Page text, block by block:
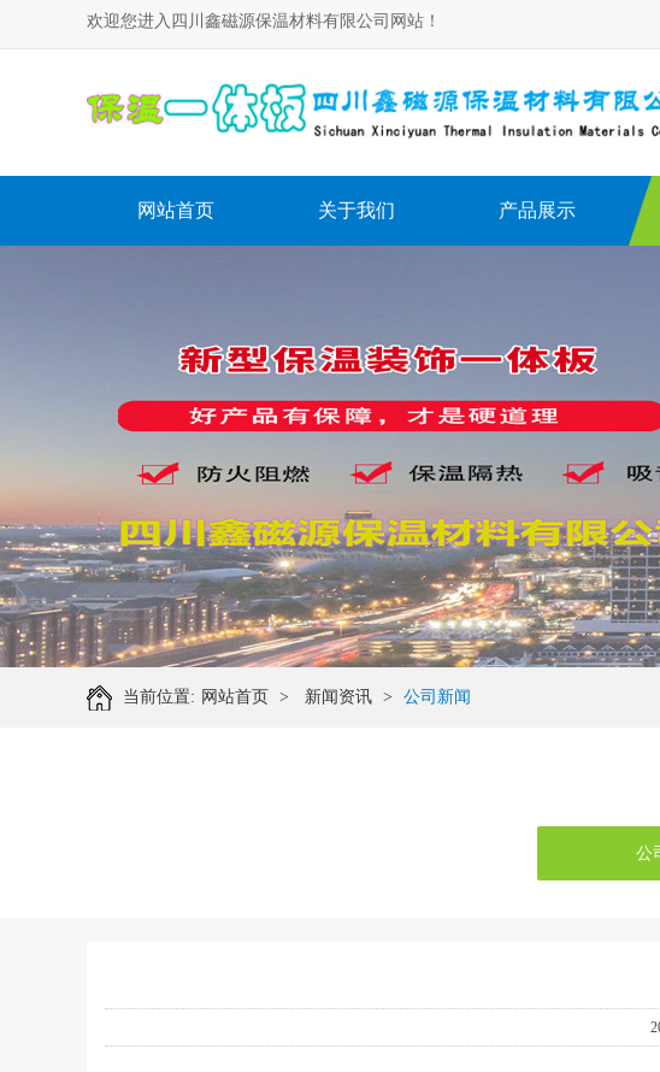
欢迎您进入四川鑫磁源保温材料有限公司网站！
网站首页 关于我们 产品展示
当前位置: 网站首页 > 新闻资讯 > 公司新闻
公